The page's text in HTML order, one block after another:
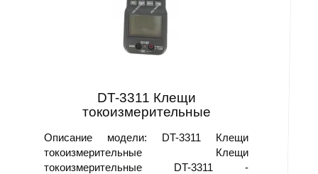
DT-3311 Клещи
токоизмерительные
Описание модели: DT-3311 Клещи
токоизмерительные Клещи
токоизмерительные DT-3311 -